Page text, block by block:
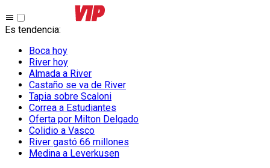
Es tendencia:
Boca hoy
River hoy
Almada a River
Castaño se va de River
Tapia sobre Scaloni
Correa a Estudiantes
Oferta por Milton Delgado
Colidio a Vasco
River gastó 66 millones
Medina a Leverkusen